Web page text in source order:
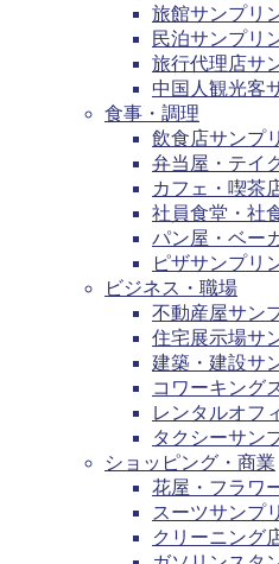
旅館サンプリ
民泊サンプリ
旅行代理店サ
中国人観光客
食事・調理
飲食店サンプ
弁当屋・テイ
カフェ・喫茶
社員食堂・社
パン屋・ベー
ピザサンプリ
ビジネス・職場
不動産屋サン
住宅展示場サ
建築・建設サ
コワーキング
レンタルオフ
タクシーサン
ショッピング・商業
花屋・フラワ
スーツサンプ
クリーニング